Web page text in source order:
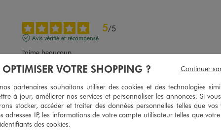
5/5
Avis vérifié et récompensé
j'aime beaucoup
Avis du31/07/2026 , suite à une expérience du 18/07/2026 parCarole
Utile Signaler
5/5
Avis vérifié et récompensé
OPTIMISER VOTRE SHOPPING ?
partenaires souhaitons utiliser des cookies et des technologies
à jour, améliorer nos services et personnaliser les annonces. Si
stocker, accéder et traiter des données personnelles telles que vos
adresses IP, les informations de votre compte utilisateur telles que
des cookies.
Continuer